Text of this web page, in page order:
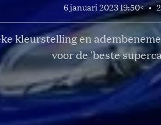
6 januari 2023 19:50< •
kleurstelling en
voor de 'beste